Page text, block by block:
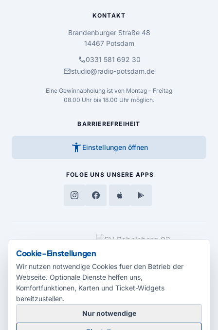
KONTAKT
Brandenburger Straße 48
14467 Potsdam
call0331 581 692 30
mailstudio@radio-potsdam.de
Eine Gewinnabholung ist von Montag – Freitag
08.00 Uhr bis 18.00 Uhr möglich.
BARRIEREFREIHEIT
accessibility_new Einstellungen öffnen
FOLGE UNS UNSERE APPS
MEDIENPARTNER
© 2026 Radio Potsdam. Webseite entwickelt durch dieMedienagentur
Cookie-Einstellungen
Wir nutzen notwendige Cookies fuer den Betrieb der
Webseite. Optionale Dienste helfen uns,
Komfortfunktionen, Karten und Ticket-Widgets
bereitzustellen.
Nur notwendige